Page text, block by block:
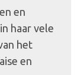
en
haar vele
het
en